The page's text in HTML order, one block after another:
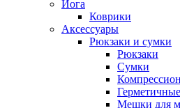
Йога
Коврики
Аксессуары
Рюкзаки и сумки
Рюкзаки
Сумки
Мешки для